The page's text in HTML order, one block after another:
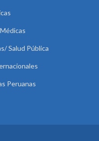
Salud Pública
Peruanas